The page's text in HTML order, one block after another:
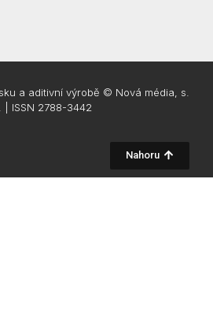
a aditivní výrobě © Nová média, s.
| ISSN 2788-3442
Nahoru